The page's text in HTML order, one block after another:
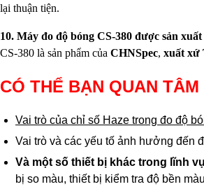
lại thuận tiện.
10. Máy đo độ bóng CS-380 được sản
CS-380 là sản phẩm của CHNSpec, xuất xứ
CÓ THỂ BẠN QUAN TÂM
Vai trò của chỉ số Haze trong đo độ
Vai trò và các yếu tố ảnh hưởng đến
Và một số thiết bị khác trong lĩnh
bị so màu, thiết bị kiểm tra độ bền